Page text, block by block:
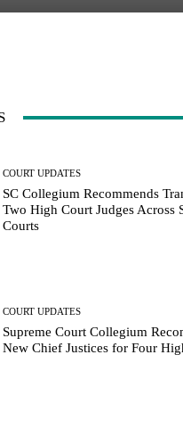
COURT UPDATES
SC Collegium Recommends
Two High Court Judges Across
Courts
COURT UPDATES
Supreme Court Collegium
New Chief Justices for Four